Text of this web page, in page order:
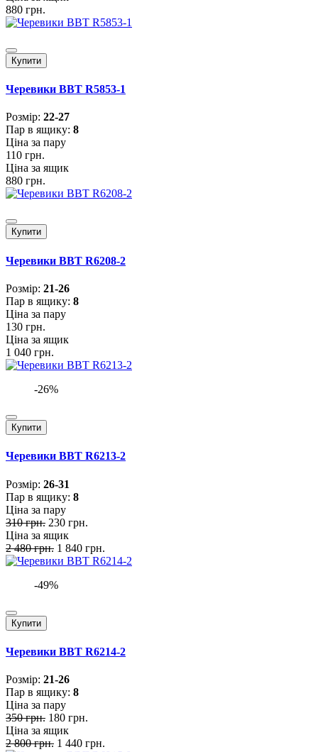
880 грн.
Купити
Черевики BBT R5853-1
Розмiр: 22-27
Пар в ящику: 8
Ціна за пару
110 грн.
Ціна за ящик
880 грн.
Купити
Черевики BBT R6208-2
Розмiр: 21-26
Пар в ящику: 8
Ціна за пару
130 грн.
Ціна за ящик
1 040 грн.
-26%
Купити
Черевики BBT R6213-2
Розмiр: 26-31
Пар в ящику: 8
Ціна за пару
310 грн. 230 грн.
Ціна за ящик
2 480 грн. 1 840 грн.
-49%
Купити
Черевики BBT R6214-2
Розмiр: 21-26
Пар в ящику: 8
Ціна за пару
350 грн. 180 грн.
Ціна за ящик
2 800 грн. 1 440 грн.